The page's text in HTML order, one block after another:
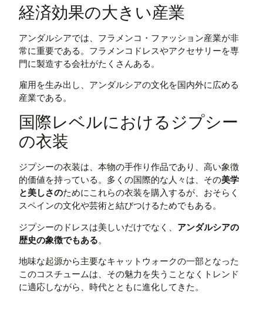
経済効果の大きい産業
アンダルシアでは、フラメンコ・ファッション産業が非
常に重要である。フラメンコドレスやアクセサリーを専
門に製造する会社がたくさんある。
雇用を生み出し、アンダルシアの文化を国内外に広める
産業である。
国際レベルにおけるジプシー
の衣装
ジプシーの衣装は、本物の手作り作品であり、高い象徴
的価値を持っている。多くの国際的な人々は、その美学
と美しさのためにこれらの衣装を購入するが、おそらく
スペインの文化や芸術と結びつけるためでもある。
ジプシーのドレスは美しいだけでなく、 アンダルシアの
歴史の象徴でもある。
地味な起源から主要なキャットウォークの一部となった
このコスチュームは、その魅力を失うことなくトレンド
に適応しながら、時代とともに進化してきた。